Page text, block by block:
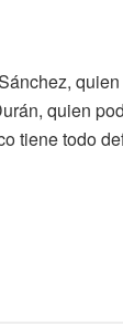
quien
tiene todo